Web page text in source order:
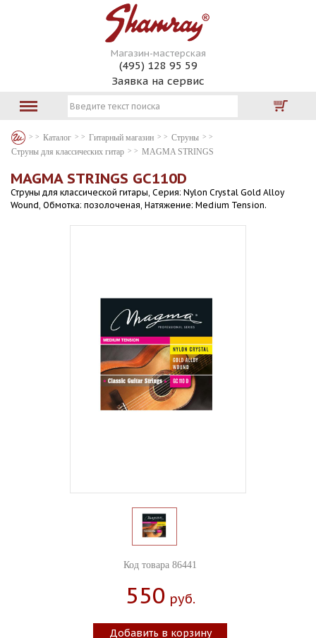
Магазин-мастерская
(495) 128 95 59
Заявка на сервис
Каталог Гитарный магазин
Струны
Струны для классических гитар
MAGMA STRINGS
MAGMA STRINGS GC110D
Струны для классической гитары, Серия: Nylon Crystal Gold Alloy
Wound, Обмотка: позолоченая, Натяжение: Medium Tension.
Код товара 86441
550 Руб.
Добавить в корзину